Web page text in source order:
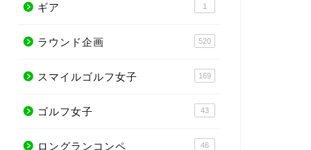
ギア 1
ラウンド企画 520
スマイルゴルフ女子 169
ゴルフ女子 43
ロングランコンペ 46